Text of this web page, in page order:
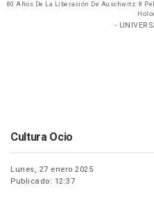
80 Años De La Liberación De Auschwitz: 8
-
Cultura Ocio
Lunes, 27 enero 2025
Publicado: 12:37